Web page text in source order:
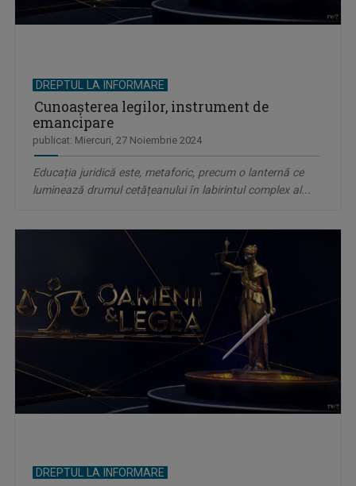
DREPTUL LA INFORMARE
Cunoașterea legilor, instrument de
emancipare
publicat: Miercuri, 27 Noiembrie 2024
Educația juridică este, metaforic, precum o lanternă ce
luminează drumul cetățeanului în labirintul complex al...
DREPTUL LA INFORMARE